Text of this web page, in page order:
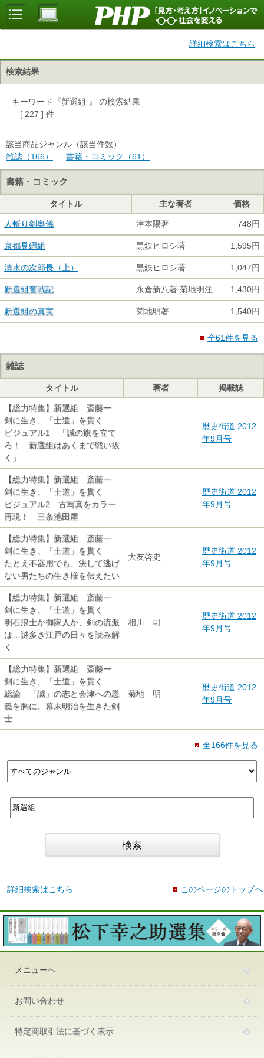
詳細検索はこちら
検索結果
キーワード『新選組 』 の検索結果
[ 227 ] 件
該当商品ジャンル（該当件数）
雑誌（166）
書籍・コミック（61）
書籍・コミック
タイトル 主な著者 価格
人斬り剣奥儀 津本陽著 748円
京都見廻組 黒鉄ヒロシ著 1,595円
清水の次郎長（上） 黒鉄ヒロシ著 1,047円
新選組奮戦記 永倉新八著 菊地明注 1,430円
新選組の真実 菊地明著 1,540円
全61件を見る
雑誌
タイトル 著者 掲載誌
【総力特集】新選組 斎藤一
剣に生き、「士道」を貫く
ビジュアル1 「誠の旗を立て
ろ！ 新選組はあくまで戦い抜
く」
歴史街道 2012
年9月号
【総力特集】新選組 斎藤一
剣に生き、「士道」を貫く
ビジュアル2 古写真をカラー
再現！ 三条池田屋
歴史街道 2012
年9月号
【総力特集】新選組 斎藤一
剣に生き、「士道」を貫く
たとえ不器用でも、決して逃げ
ない男たちの生き様を伝えたい
大友啓史
歴史街道 2012
年9月号
【総力特集】新選組 斎藤一
剣に生き、「士道」を貫く
明石浪士か御家人か、剣の流派
は…謎多き江戸の日々を読み解
く
相川 司
歴史街道 2012
年9月号
【総力特集】新選組 斎藤一
剣に生き、「士道」を貫く
総論 「誠」の志と会津への恩
義を胸に、幕末明治を生きた剣
士
菊地 明
歴史街道 2012
年9月号
全166件を見る
詳細検索はこちら このページのトップへ
メニューへ
お問い合わせ
特定商取引法に基づく表示